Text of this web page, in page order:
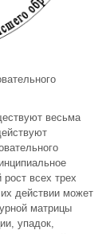
весьма
всех трех
действии может
матрицы
упадок,